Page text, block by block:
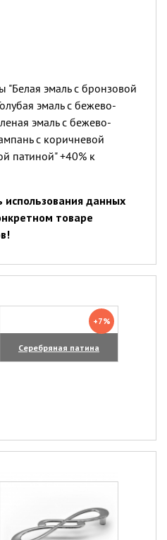
"Белая эмаль с бронзовой
эмаль с бежево-
эмаль с бежево-
с коричневой
патиной" +40% к
данных
товаре
Серебряная патина
+7%